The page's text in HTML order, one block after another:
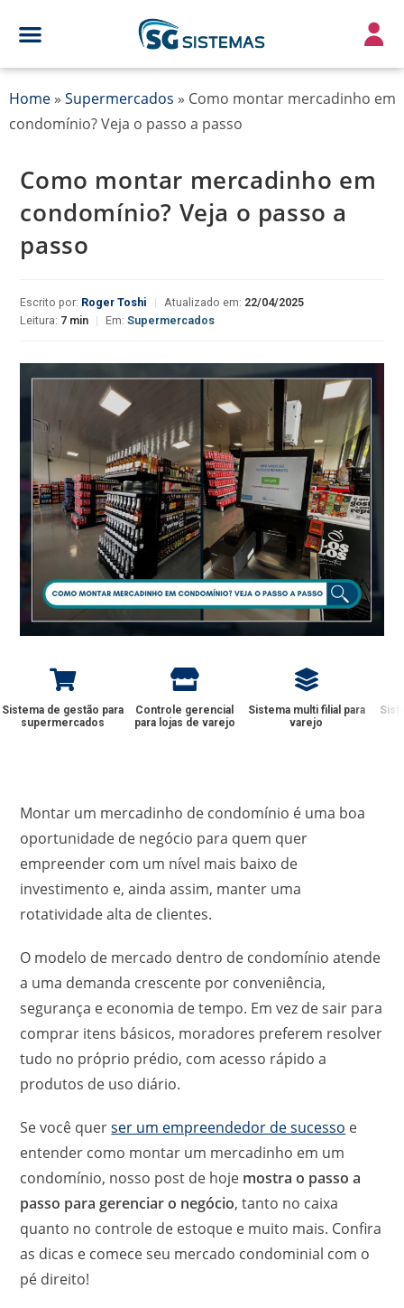
Home » Supermercados » Como montar mercadinho em
condomínio? Veja o passo a passo
Como montar mercadinho em
condomínio? Veja o passo a
passo
Escrito por: Roger Toshi | Atualizado em: 22/04/2025
Leitura: 7 min | Em:Supermercados
Sistema de gestão para
supermercados
Controle gerencial
para lojas de varejo
Sistema multi filial para
varejo
Montar um mercadinho de condomínio é uma boa
oportunidade de negócio para quem quer
empreender com um nível mais baixo de
investimento e, ainda assim, manter uma
rotatividade alta de clientes.
O modelo de mercado dentro de condomínio atende
a uma demanda crescente por conveniência,
segurança e economia de tempo. Em vez de sair para
comprar itens básicos, moradores preferem resolver
tudo no próprio prédio, com acesso rápido a
produtos de uso diário.
Se você querser um empreendedor de sucesso e
entender como montar um mercadinho em um
condomínio, nosso post de hoje mostra o passo a
passo para gerenciar o negócio, tanto no caixa
quanto no controle de estoque e muito mais. Confira
as dicas e comece seu mercado condominial com o
pé direito!